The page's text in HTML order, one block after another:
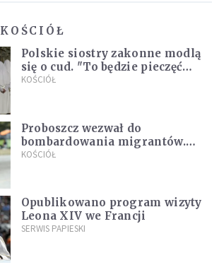
KOŚCIÓŁ
Polskie siostry zakonne modlą
się o cud. "To będzie pieczęć
Pana Boga dla naszej wiary"
KOŚCIÓŁ
Proboszcz wezwał do
bombardowania migrantów.
"Masowy ogień przeciwko
KOŚCIÓŁ
Opublikowano program wizyty
Leona XIV we Francji
SERWIS PAPIESKI